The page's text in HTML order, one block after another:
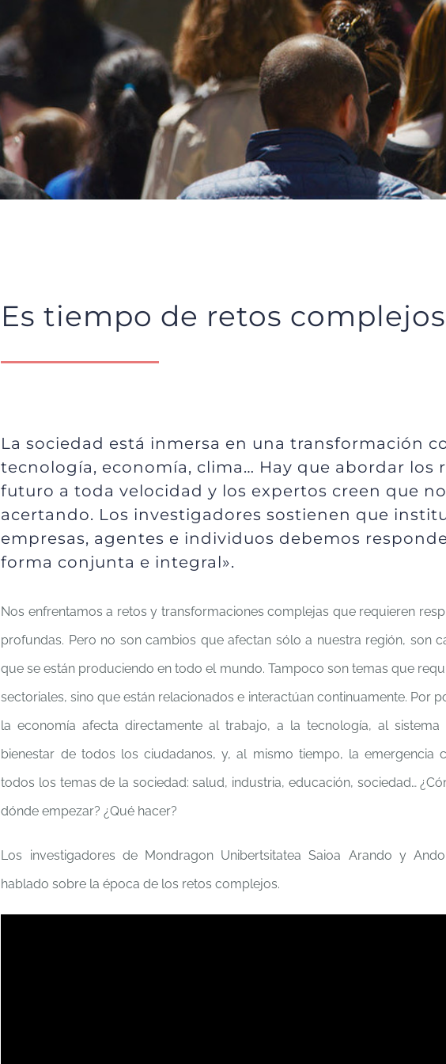
Es tiempo de retos complejos
La sociedad está inmersa en una transformación
tecnología, economía, clima… Hay que abordar los
futuro a toda velocidad y los expertos creen que
acertando. Los investigadores sostienen que
empresas, agentes e individuos debemos
forma conjunta e integral».
Nos enfrentamos a retos y transformaciones complejas que requieren
profundas. Pero no son cambios que afectan sólo a nuestra región, son
que se están produciendo en todo el mundo. Tampoco son temas que
sectoriales, sino que están relacionados e interactúan continuamente. Por
la economía afecta directamente al trabajo, a la tecnología, al sistema
bienestar de todos los ciudadanos, y, al mismo tiempo, la emergencia
todos los temas de la sociedad: salud, industria, educación, sociedad…
dónde empezar? ¿Qué hacer?
Los investigadores de Mondragon Unibertsitatea Saioa Arando y
hablado sobre la época de los retos complejos.